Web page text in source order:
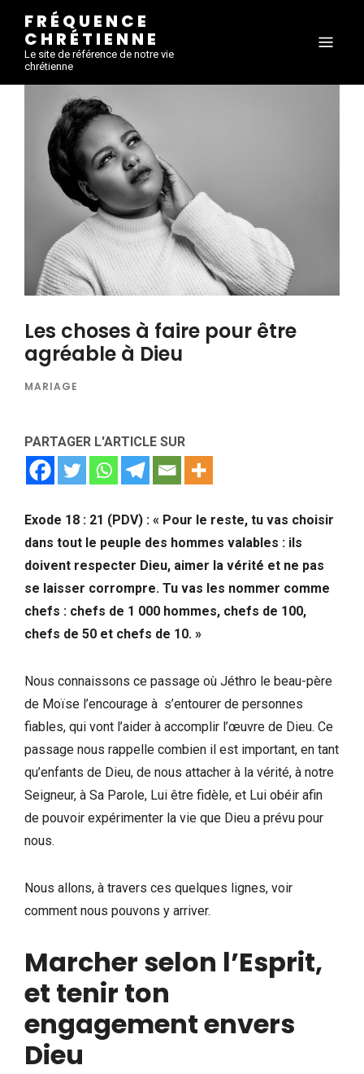
FRÉQUENCE
CHRÉTIENNE
Le site de référence de notre vie
chrétienne
Les choses à faire pour être
agréable à Dieu
MARIAGE
PARTAGER L'ARTICLE SUR
Exode 18 : 21 (PDV) : « Pour le reste, tu vas choisir
dans tout le peuple des hommes valables : ils
doivent respecter Dieu, aimer la vérité et ne pas
se laisser corrompre. Tu vas les nommer comme
chefs : chefs de 1 000 hommes, chefs de 100,
chefs de 50 et chefs de 10. »
Nous connaissons ce passage où Jéthro le beau-père
de Moïse l’encourage à s’entourer de personnes
fiables, qui vont l’aider à accomplir l’œuvre de Dieu. Ce
passage nous rappelle combien il est important, en tant
qu’enfants de Dieu, de nous attacher à la vérité, à notre
Seigneur, à Sa Parole, Lui être fidèle, et Lui obéir afin
de pouvoir expérimenter la vie que Dieu a prévu pour
nous.
Nous allons, à travers ces quelques lignes, voir
comment nous pouvons y arriver.
Marcher selon l’Esprit,
et tenir ton
engagement envers
Dieu